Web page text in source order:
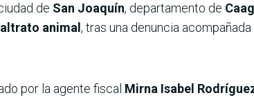
de San Joaquín, departamento de
animal , tras una denuncia
por la agente fiscal Mirna Isabel